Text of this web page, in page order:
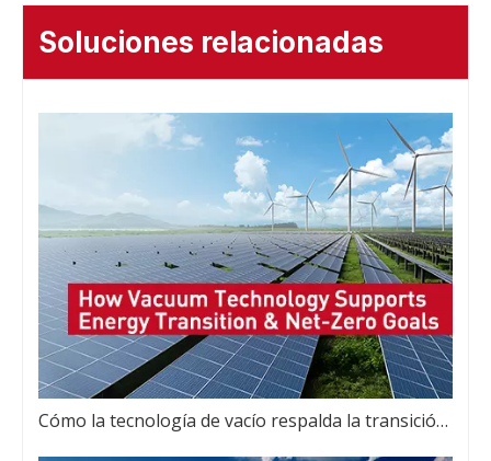
Soluciones relacionadas
Cómo la tecnología de vacío respalda la transición energética y los objetivos netos cero